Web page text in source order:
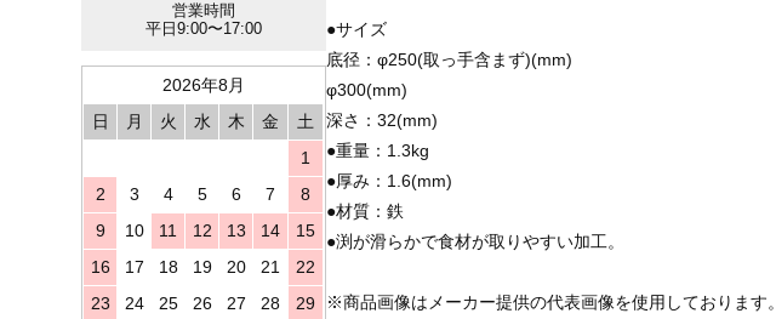
営業時間
平日9:00〜17:00
2026年8月
日
月 火 水 木 金
土
1
2
3 4 5 6 7
8
9
10 11 12 13 14
15
16
17 18 19 20 21
22
23
24 25 26 27 28
29
●サイズ
底径：φ250(取っ手含まず)(mm)
φ300(mm)
深さ：32(mm)
●重量：1.3kg
●厚み：1.6(mm)
●材質：鉄
●渕が滑らかで食材が取りやすい加工。
※商品画像はメーカー提供の代表画像を使用しております。